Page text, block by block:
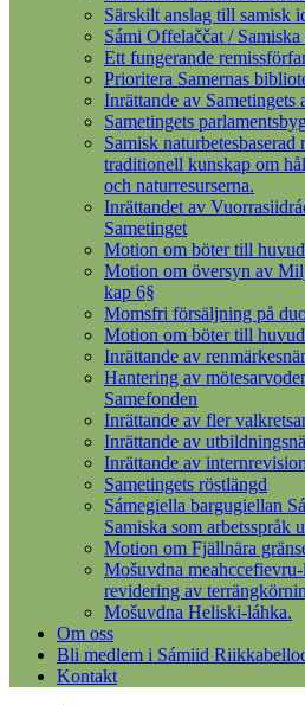
Särskilt anslag till samisk
Sámi Offelaččat /
Ett fungerande
Prioritera Samernas
Inrättande av Sametingets
Sametingets
Samisk
traditionell kunskap om
och naturresurserna.
Inrättandet av
Sametinget
Motion om böter till
Motion om översyn av
kap 6§
Momsfri försäljning på
Motion om böter till
Inrättande av
Hantering av
Samefonden
Inrättande av fler
Inrättande av
Inrättande av
Sametingets röstlängd
Sámegiella bargugiellan
Samiska som arbetsspråk
Motion om Fjällnära
Mošuvdna
revidering av
Mošuvdna Heliski-láhka.
Om oss
Bli medlem i Sámiid
Kontakt